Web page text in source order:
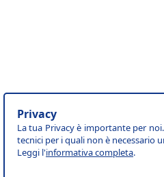
Privacy
La tua Privacy è importante per
tecnici per i quali non è necessario
Leggi l'informativa completa.